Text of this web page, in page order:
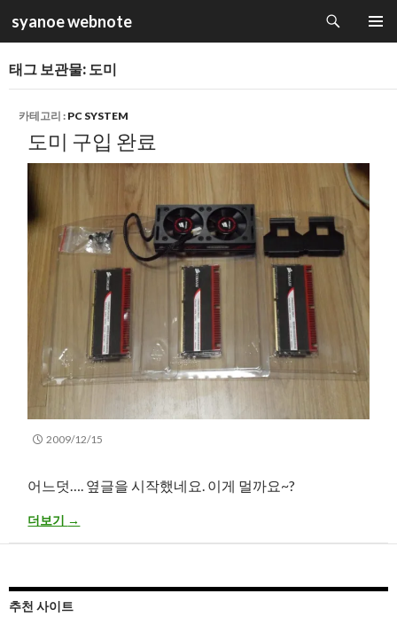
syanoe webnote
색
츠
로
건
태그 보관물: 도미
카테고리 : PC SYSTEM
도미 구입 완료
2009/12/15
어느덧…. 옆글을 시작했네요. 이게 멀까요~?
도미 구입 완료
더보기 →
추천 사이트